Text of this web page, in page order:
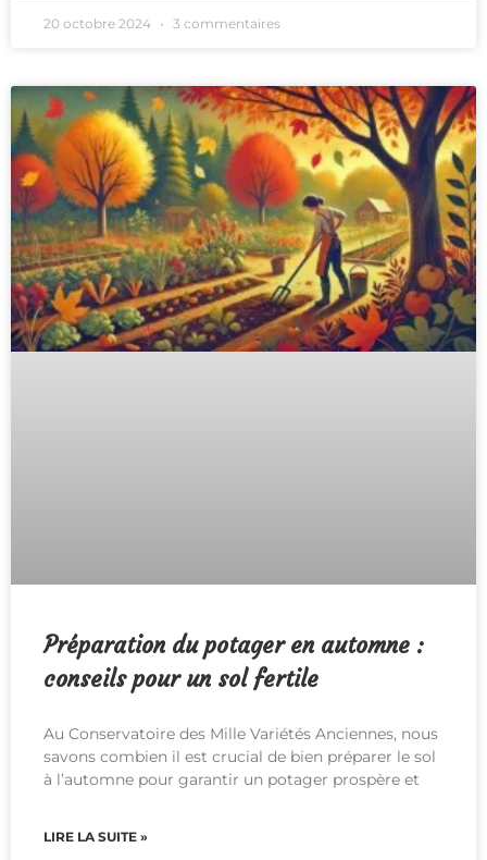
20 octobre 2024 3 commentaires
Préparation du potager en automne :
conseils pour un sol fertile
Au Conservatoire des Mille Variétés Anciennes, nous
savons combien il est crucial de bien préparer le sol
à l’automne pour garantir un potager prospère et
LIRE LA SUITE »